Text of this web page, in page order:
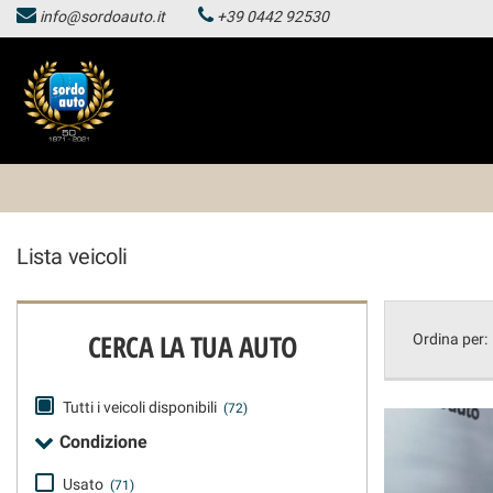
HOMEPAGE
LISTA VEICOLI
HOMEPAGE
info@sordoauto.it +39 0442 92530
Lista veicoli
CERCA LA TUA AUTO
Tutti i veicoli disponibili (72)
Condizione
Usato (71)
Ordina per:
Le
tue
preferenze
di
consenso
pannello
consente
esprimere
consenso
alle
di